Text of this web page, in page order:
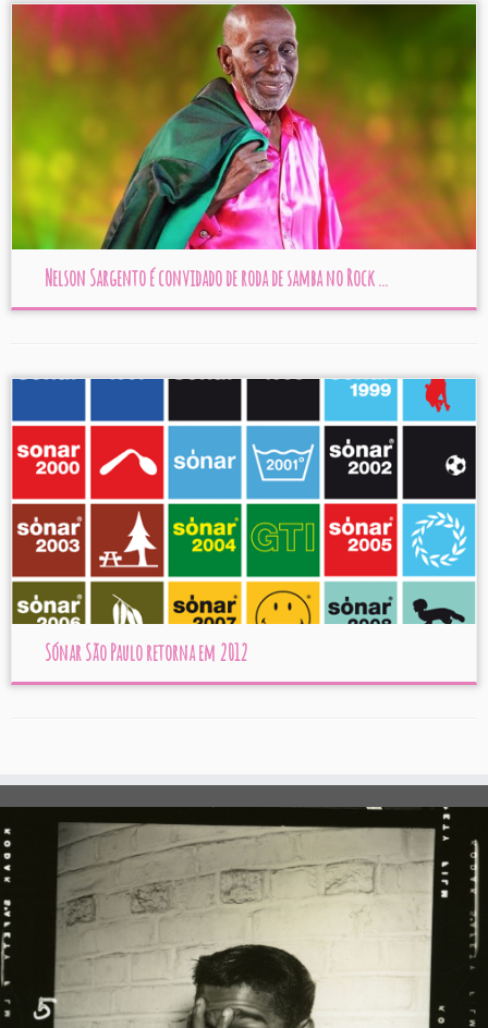
Nelson Sargento é convidado de roda de samba no Rock ...
Sónar São Paulo retorna em 2012